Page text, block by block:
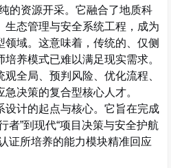
的资源开采。它融合了地质科
生态管理与安全系统工程，成为
域。这意味着，传统的、仅侧
养模式已难以满足现实需求。
观全局、预判风险、优化流程、
急决策的复合型核心人才。
设计的起点与核心。它旨在完成
者”到现代“项目决策与安全护航
证所培养的能力模块精准回应